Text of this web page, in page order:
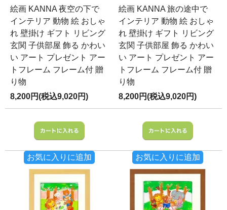
絵画 KANNA 夜空の下で
インテリア 動物 絵 おしゃ
れ 壁掛け ギフト リビング
玄関 子供部屋 飾る かわい
い アート プレゼント アー
トフレーム フレーム付 贈
り物
8,200円(税込9,020円)
お気に入りに追加
絵画 KANNA 旅の途中で
インテリア 動物 絵 おしゃ
れ 壁掛け ギフト リビング
玄関 子供部屋 飾る かわい
い アート プレゼント アー
トフレーム フレーム付 贈
り物
8,200円(税込9,020円)
お気に入りに追加